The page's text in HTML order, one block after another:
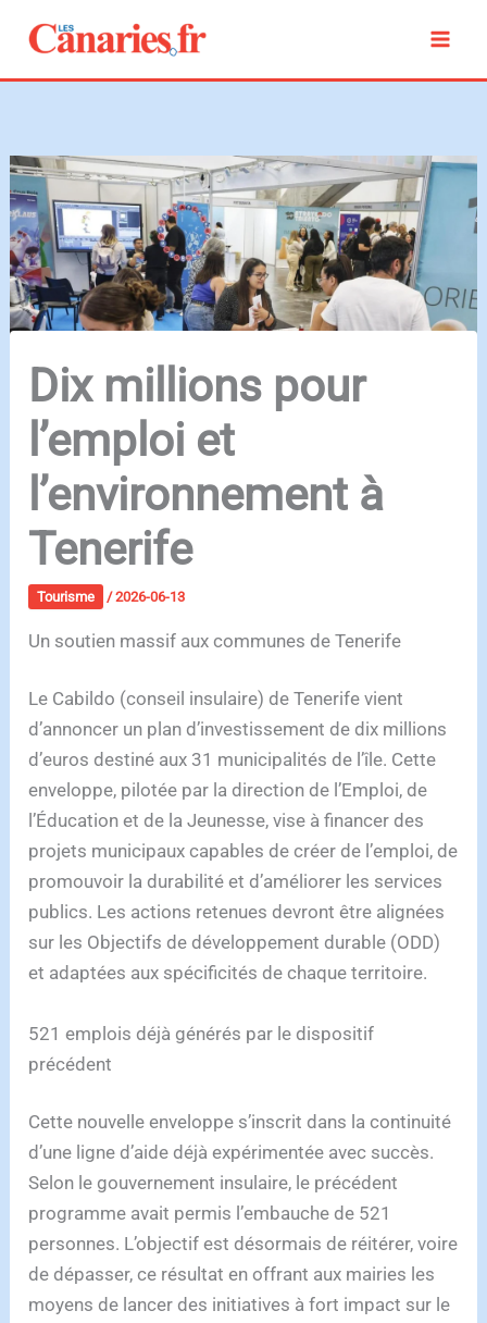
contenu
Dix millions pour
l’emploi et
l’environnement à
Tenerife
Tourisme /2026-06-13
Un soutien massif aux communes de Tenerife
Le Cabildo (conseil insulaire) de Tenerife vient
d’annoncer un plan d’investissement de dix millions
d’euros destiné aux 31 municipalités de l’île. Cette
enveloppe, pilotée par la direction de l’Emploi, de
l’Éducation et de la Jeunesse, vise à financer des
projets municipaux capables de créer de l’emploi, de
promouvoir la durabilité et d’améliorer les services
publics. Les actions retenues devront être alignées
sur les Objectifs de développement durable (ODD)
et adaptées aux spécificités de chaque territoire.
521 emplois déjà générés par le dispositif
précédent
Cette nouvelle enveloppe s’inscrit dans la continuité
d’une ligne d’aide déjà expérimentée avec succès.
Selon le gouvernement insulaire, le précédent
programme avait permis l’embauche de 521
personnes. L’objectif est désormais de réitérer, voire
de dépasser, ce résultat en offrant aux mairies les
moyens de lancer des initiatives à fort impact sur le